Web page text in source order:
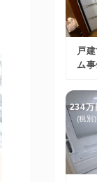
戸
ム
234万
(税別)